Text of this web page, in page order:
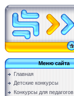
Меню сайта
Главная
Детские конкурсы
Конкурсы для педагогов